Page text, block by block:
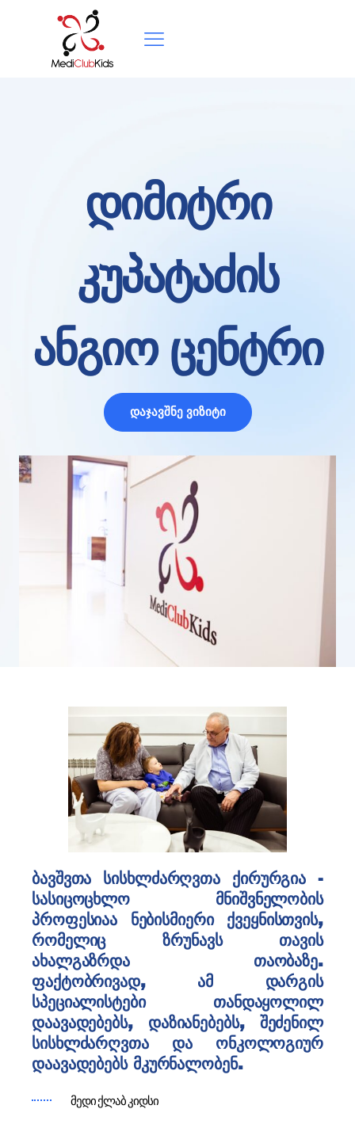
დიმიტრი
კუპატაძის
ანგიო ცენტრი
დაჯავშნე ვიზიტი
ბავშვთა სისხლძარღვთა ქირურგია -
სასიცოცხლო მნიშვნელობის
პროფესიაა ნებისმიერი ქვეყნისთვის,
რომელიც ზრუნავს თავის
ახალგაზრდა თაობაზე.
ფაქტობრივად, ამ დარგის
სპეციალისტები თანდაყოლილ
დაავადებებს, დაზიანებებს, შეძენილ
სისხლძარღვთა და ონკოლოგიურ
დაავადებებს მკურნალობენ.
მედი ქლაბ კიდსი